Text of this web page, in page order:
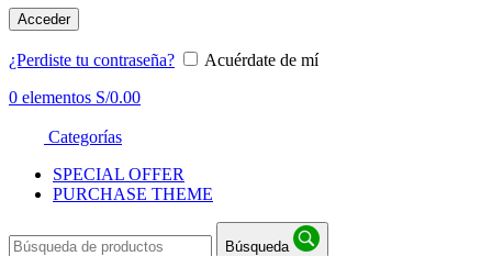
Acceder
¿Perdiste tu contraseña?
Acuérdate de mí
0 elementos S/0.00
Categorías
SPECIAL OFFER
PURCHASE THEME
Búsqueda